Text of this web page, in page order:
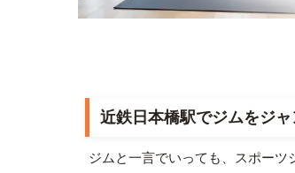
近鉄日本橋駅でジムをジ
ジムと一言でいっても、スポー